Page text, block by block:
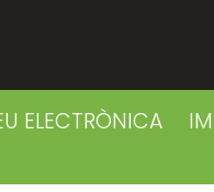
ELECTRÒNICA